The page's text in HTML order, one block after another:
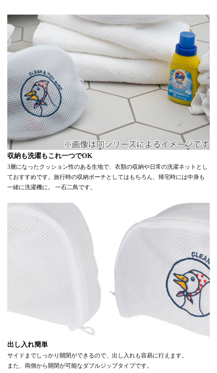
収納も洗濯もこれ一つでOK
3層になったクッション性のある生地で、衣類の収納や日常の洗濯ネットとし
ておすすめです。旅行時の収納ポーチとしてはもちろん、帰宅時には中身も
一緒に洗濯機に。 一石二鳥です。
出し入れ簡単
サイドまでしっかり開閉ができるので、出し入れも容易に行えます。
また、両側から開閉が可能なダブルジップタイプです。